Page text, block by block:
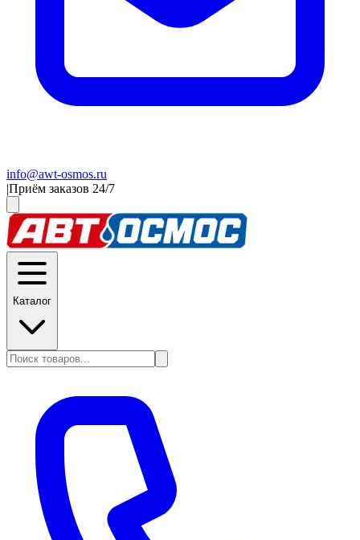
info@awt-osmos.ru
|Приём заказов 24/7
Каталог